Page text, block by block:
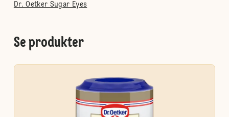
Dr. Oetker Sugar Eyes
Se produkter